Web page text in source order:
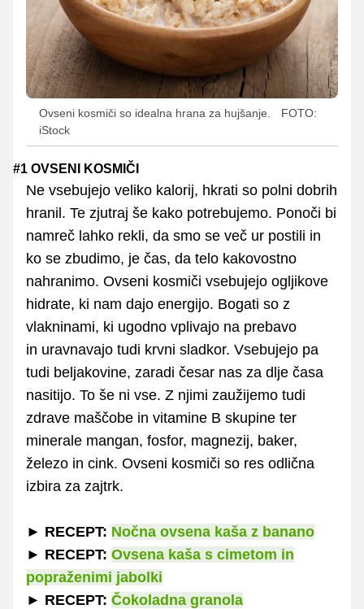
Ovseni kosmiči so idealna hrana za hujšanje.
FOTO:
iStock
#1 OVSENI KOSMIČI
Ne vsebujejo veliko kalorij, hkrati so polni dobrih
hranil. Te zjutraj še kako potrebujemo. Ponoči bi
namreč lahko rekli, da smo se več ur postili in
ko se zbudimo, je čas, da telo kakovostno
nahranimo. Ovseni kosmiči vsebujejo ogljikove
hidrate, ki nam dajo energijo. Bogati so z
vlakninami, ki ugodno vplivajo na prebavo
in uravnavajo tudi krvni sladkor. Vsebujejo pa
tudi beljakovine, zaradi česar nas za dlje časa
nasitijo. To še ni vse. Z njimi zaužijemo tudi
zdrave maščobe in vitamine B skupine ter
minerale mangan, fosfor, magnezij, baker,
železo in cink. Ovseni kosmiči so res odlična
izbira za zajtrk.
► RECEPT: Nočna ovsena kaša z banano
► RECEPT: Ovsena kaša s cimetom in
popraženimi jabolki
► RECEPT: Čokoladna granola